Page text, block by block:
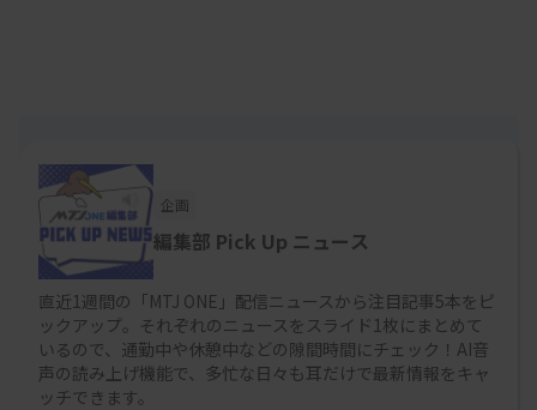
企画
編集部 Pick Up ニュース
直近1週間の「MTJ ONE」配信ニュースから注目記事5本をピ
ックアップ。それぞれのニュースをスライド1枚にまとめて
いるので、通勤中や休憩中などの隙間時間にチェック！AI音
声の読み上げ機能で、多忙な日々も耳だけで最新情報をキャ
ッチできます。